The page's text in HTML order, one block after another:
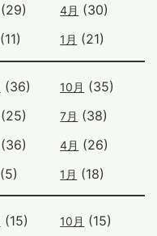
(29) 4月 (30)
(11) 1月 (21)
(36) 10月 (35)
(25) 7月 (38)
(36) 4月 (26)
(5) 1月 (18)
(15) 10月 (15)